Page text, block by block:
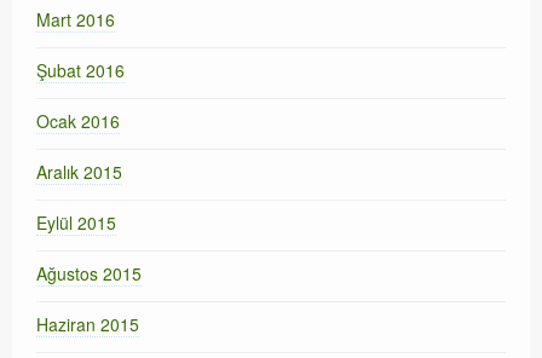
Mart 2016
Şubat 2016
Ocak 2016
Aralık 2015
Eylül 2015
Ağustos 2015
Haziran 2015